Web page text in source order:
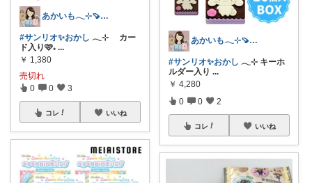
あかいも𓂃⊹🍠8月もよろしくです✨
#サンリオ✨おかし 𓂃⊹ カー
ド入り🩷₊ ...
￥ 1,380
売切れ
0 0 3
コレ いいね
あかいも𓂃⊹🍠8月もよろしくです✨
#サンリオ✨おかし 𓂃⊹ キーホ
ルダー入り ...
￥ 4,280
0 0 2
コレ いいね